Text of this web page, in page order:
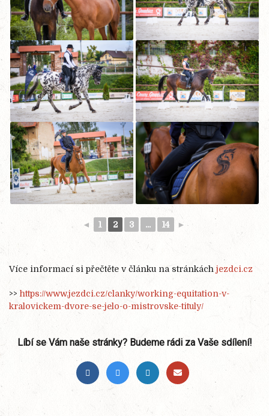
◄ 1 2 3 ... 14 ►
Více informací si přečtěte v článku na stránkách jezdci.cz
>> https://www.jezdci.cz/clanky/working-equitation-v-
kralovickem-dvore-se-jelo-o-mistrovske-tituly/
Líbí se Vám naše stránky? Budeme rádi za Vaše sdílení!